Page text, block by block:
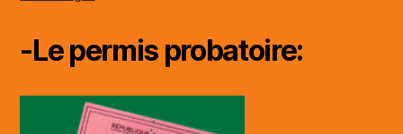
-Le permis probatoire: